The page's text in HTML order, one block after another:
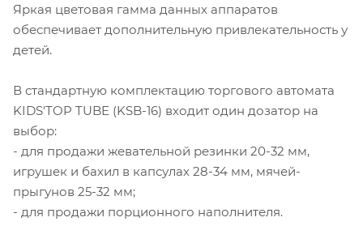
Яркая цветовая гамма данных аппаратов
обеспечивает дополнительную привлекательность у
детей.
В стандартную комплектацию торгового автомата
KIDS'TOP TUBE (KSB-16) входит один дозатор на
выбор:
- для продажи жевательной резинки 20-32 мм,
игрушек и бахил в капсулах 28-34 мм, мячей-
прыгунов 25-32 мм;
- для продажи порционного наполнителя.